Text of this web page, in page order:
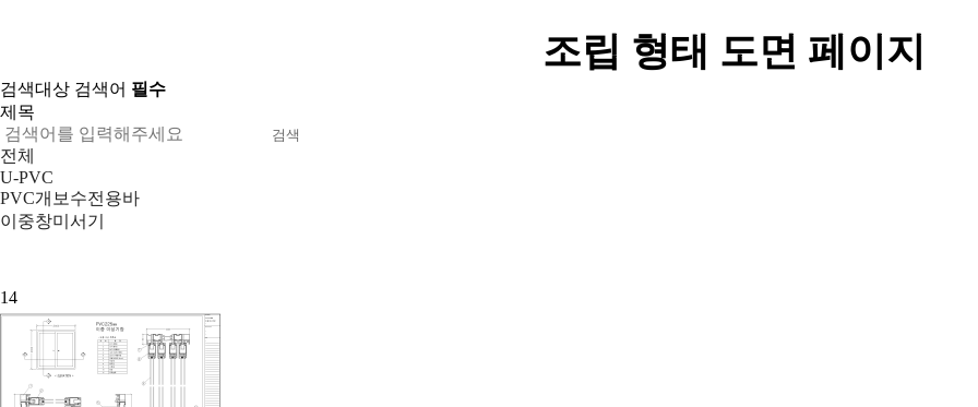
조립 형태 도면 페이지
검색대상 검색어 필수
검색
전체
U-PVC
PVC개보수전용바
이중창미서기
14